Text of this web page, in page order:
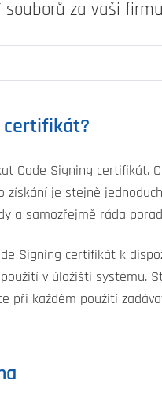
za vaši
certifikát?
Code Signing certifikát.
získání je stejně
a samozřejmě ráda
Signing certifikát k
v úložišti systému.
při každém použití